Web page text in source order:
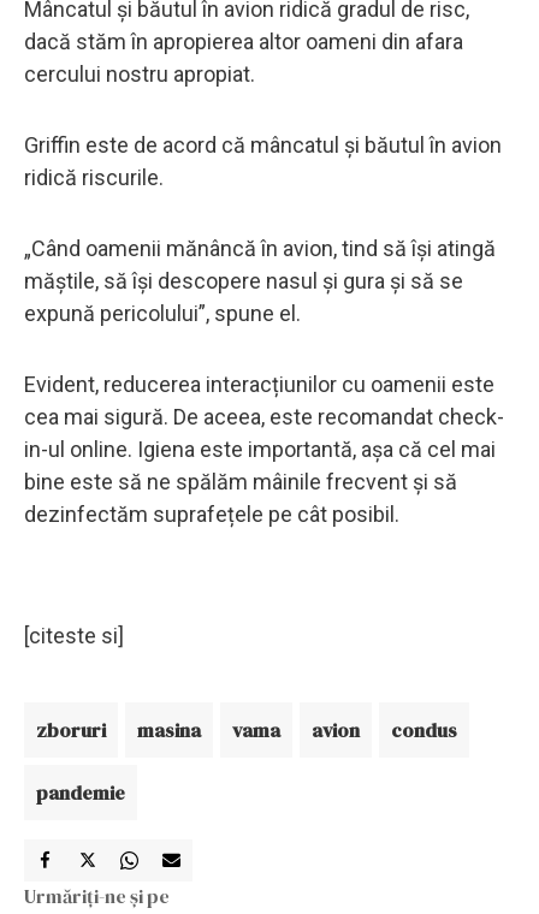
Mâncatul și băutul în avion ridică gradul de risc,
dacă stăm în apropierea altor oameni din afara
cercului nostru apropiat.
Griffin este de acord că mâncatul și băutul în avion
ridică riscurile.
„Când oamenii mănâncă în avion, tind să își atingă
măștile, să își descopere nasul și gura și să se
expună pericolului”, spune el.
Evident, reducerea interacțiunilor cu oamenii este
cea mai sigură. De aceea, este recomandat check-
in-ul online. Igiena este importantă, așa că cel mai
bine este să ne spălăm mâinile frecvent și să
dezinfectăm suprafețele pe cât posibil.
[citeste si]
zboruri masina vama avion condus
pandemie
Urmăriți-ne și pe